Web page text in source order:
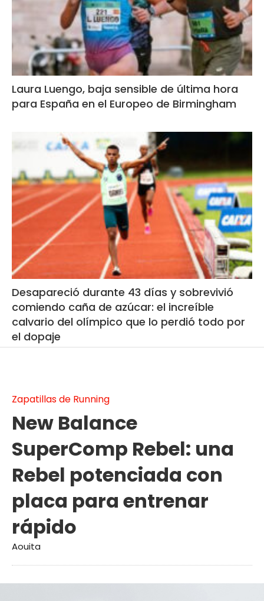
Laura Luengo, baja sensible de última hora
para España en el Europeo de Birmingham
Desapareció durante 43 días y sobrevivió
comiendo caña de azúcar: el increíble
calvario del olímpico que lo perdió todo por
el dopaje